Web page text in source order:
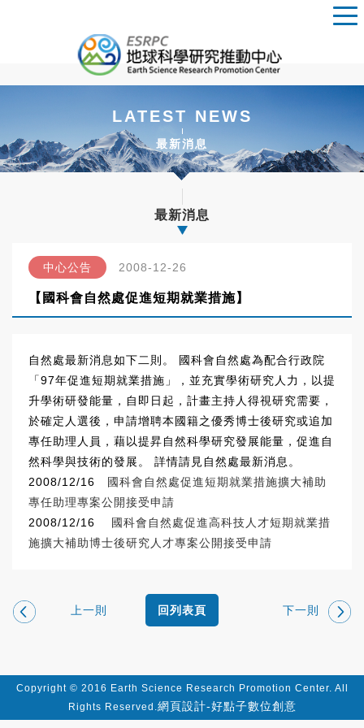
LATEST NEWS
最新消息
最新消息
中心公告 2008-12-26
【國科會自然處促進短期就業措施】
自然處最新消息如下二則。 國科會自然處為配合行政院
「97年促進短期就業措施」，並充實學術研究人力，以提
升學術研發能量，自即日起，計畫主持人得視研究需要，
於確定人選後，申請增聘本國籍之優秀博士後研究或追加
專任助理人員，藉以提昇自然科學研究發展能量，促進自
然科學與技術的發展。 詳情請見自然處最新消息。
2008/12/16
國科會自然處促進短期就業措施擴大補助
專任助理專案公開接受申請
2008/12/16
國科會自然處促進高科技人才短期就業措
施擴大補助博士後研究人才專案公開接受申請
上一則 下一則
回列表頁
Copyright © 2016 Earth Science Research Promotion Center. All
Rights Reserved.網頁設計-好點子數位創意